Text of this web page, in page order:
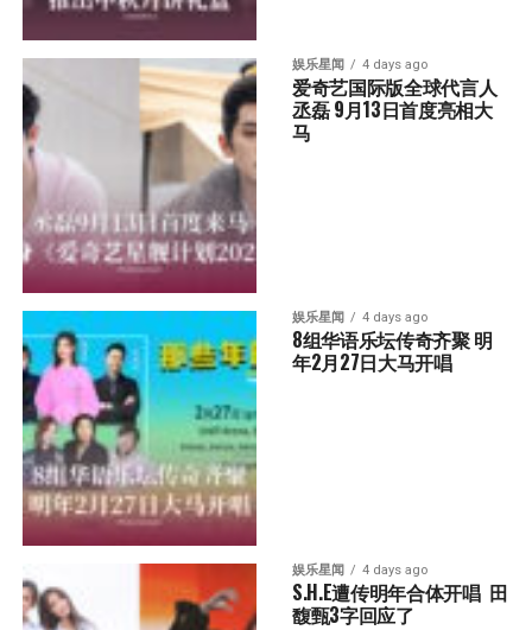
娱乐星闻 4 days ago
爱奇艺国际版全球代言人
丞磊 9月13日首度亮相大
马
娱乐星闻 4 days ago
8组华语乐坛传奇⻬聚 明
年2月27日大马开唱
娱乐星闻 4 days ago
S.H.E遭传明年合体开唱  田
馥甄3字回应了